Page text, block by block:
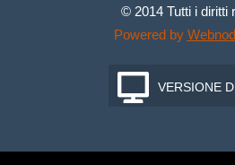
© 2014 Tutti i diritti
Powered by
VERSIONE